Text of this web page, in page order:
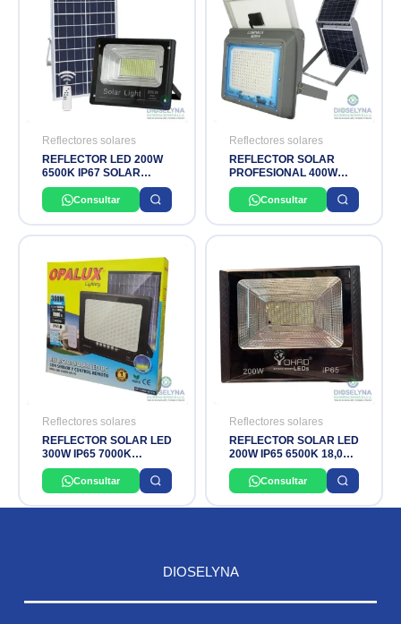
Reflectores solares
REFLECTOR LED 200W
6500K IP67 SOLAR
LIGHT
Consultar
Reflectores solares
REFLECTOR SOLAR
PROFESIONAL 400W
IP66 6500K LUMIMAX
Consultar
Reflectores solares
REFLECTOR SOLAR LED
300W IP65 7000K
OPALUX
Consultar
Reflectores solares
REFLECTOR SOLAR LED
200W IP65 6500K 18,000
LUMINES YOHAD
Consultar
DIOSELYNA